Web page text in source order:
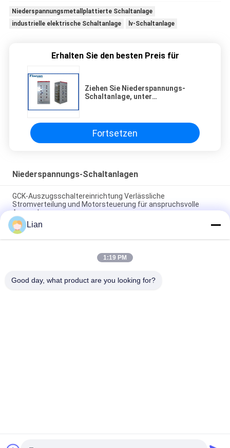
Niederspannungsmetallplattierte Schaltanlage
industrielle elektrische Schaltanlage
lv-Schaltanlage
Erhalten Sie den besten Preis für
Ziehen Sie Niederspannungs-
Schaltanlage, unter
Fortsetzen
Niederspannungs-Schaltanlagen
GCK-Auszugsschaltereinrichtung Verlässliche
Stromverteilung und Motorsteuerung für anspruchsvolle
Anwendungen
GCS LV Abtrennbare Schaltanlage mit Nennspannung von AC
380 400 Hauptkreislauf
Elektrische Verteilung LV-Schaltanlage der GCS-Kraftwerk-
Lian
1:19 PM
Good day, what product are you looking for?